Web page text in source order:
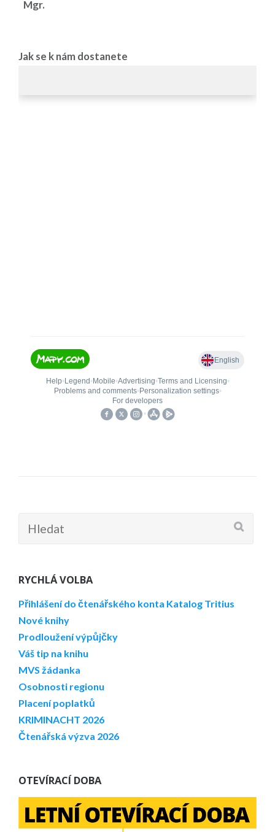
Mgr.
Jak se k nám dostanete
Hledat:
RYCHLÁ VOLBA
Přihlášení do čtenářského konta Katalog Tritius
Nové knihy
Prodloužení výpůjčky
Váš tip na knihu
MVS žádanka
Osobnosti regionu
Placení poplatků
KRIMINACHT 2026
Čtenářská výzva 2026
OTEVÍRACÍ DOBA